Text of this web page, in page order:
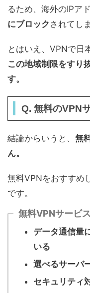
るため、海外のIPア
にブロック されてし
とはいえ、VPNで日
この地域制限をすり
す。
Q. 無料のVPN
結論からいうと、 無
ん。
無料VPNをおすすめ
です。
無料VPNサービ
データ通信量
いる
選べるサーバ
セキュリティ